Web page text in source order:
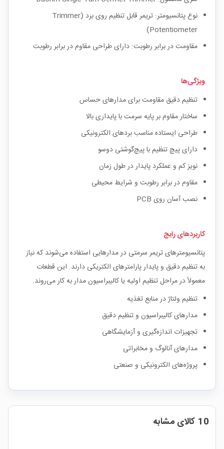
نوع پتانسیومتر: تریمر قابل تنظیم روی برد (Trimmer
Potentiometer)
مقاومت در برابر رطوبت: دارای طراحی مقاوم در برابر رطوبت
ویژگی‌ها
تنظیم دقیق مقاومت برای مدارهای حساس
ساختار مقاوم بر پایه سرمت با پایداری بالا
طراحی ایستاده مناسب بردهای الکترونیکی
دارای پیچ تنظیم با پیچ‌گوشتی دوسو
نویز کم و عملکرد پایدار در طول زمان
مقاوم در برابر رطوبت و شرایط محیطی
نصب آسان روی PCB
کاربردهای رایج
پتانسیومترهای تریمر سرمتی در مدارهایی استفاده می‌شوند که نیاز
به تنظیم دقیق و پایدار پارامترهای الکتریکی دارند. این قطعات
معمولاً در مراحل تنظیم اولیه یا کالیبراسیون مدار به کار می‌روند.
تنظیم ولتاژ در منابع تغذیه
مدارهای کالیبراسیون و تنظیم دقیق
تجهیزات اندازه‌گیری و آزمایشگاهی
مدارهای آنالوگ و مخابراتی
پروژه‌های الکترونیکی و صنعتی
10 کالای مشابه